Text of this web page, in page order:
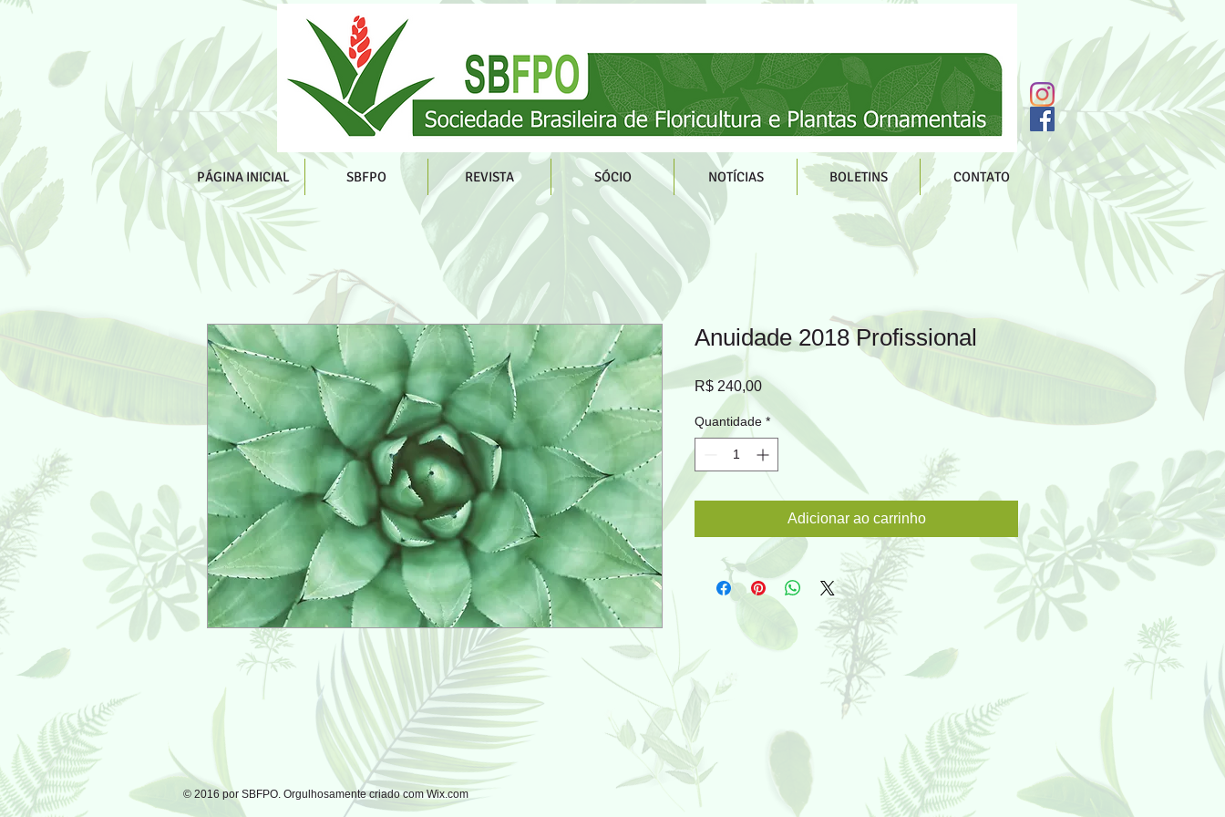
Anuidade 2018 Profissional
R$ 240,00Preço
Quantidade *
Adicionar ao carrinho
PÁGINA INICIAL SBFPO REVISTA SÓCIO NOTÍCIAS BOLETINS CONTATO
© 2016 por SBFPO. Orgulhosamente criado comWix.com